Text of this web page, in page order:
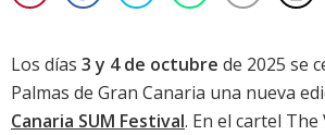
Los días 3 y 4 de octubre de 2025 se
Palmas de Gran Canaria una nueva
Canaria SUM Festival. En el cartel The